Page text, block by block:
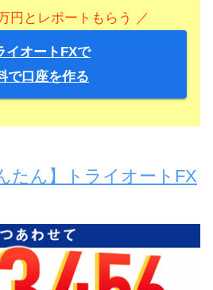
円とレポートもらう ／
イオートFXで
で口座を作る
たん】トライオートFX